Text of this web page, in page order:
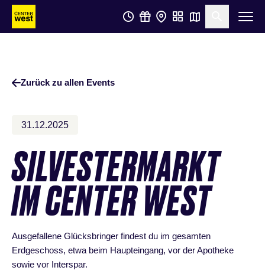
Zum
Hauptinhalt
Zum
Footer
Suche
Zurück zu allen Events
31.12.2025
SILVESTERMARKT
IM CENTER WEST
Ausgefallene Glücksbringer findest du im gesamten
Erdgeschoss, etwa beim Haupteingang, vor der Apotheke
sowie vor Interspar.